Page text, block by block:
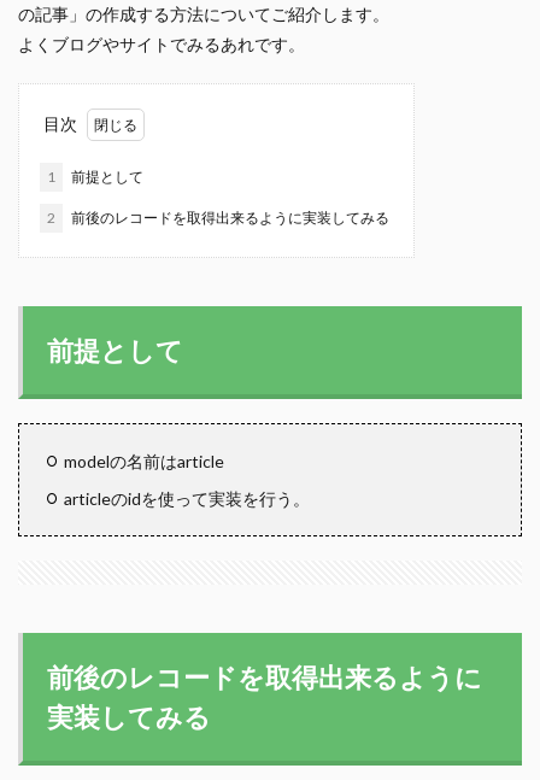
の記事」の作成する方法についてご紹介します。
よくブログやサイトでみるあれです。
目次
1 前提として
2 前後のレコードを取得出来るように実装してみる
前提として
modelの名前はarticle
articleのidを使って実装を行う。
前後のレコードを取得出来るように
実装してみる